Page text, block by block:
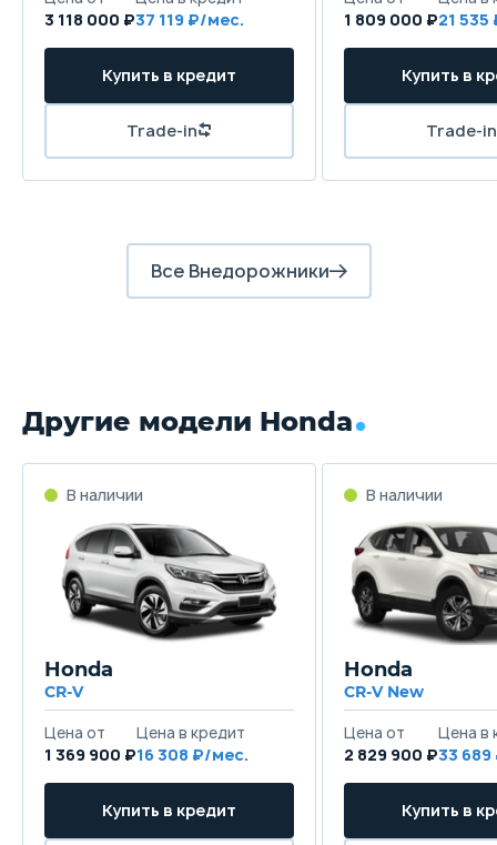
3 118 000 ₽37 119 1 809 000 ₽21 535
Все Внедорожники
Другие модели Honda
Honda
CR-V
1 369 900 ₽16 308
Honda
CR-V New
2 829 900 ₽33 689